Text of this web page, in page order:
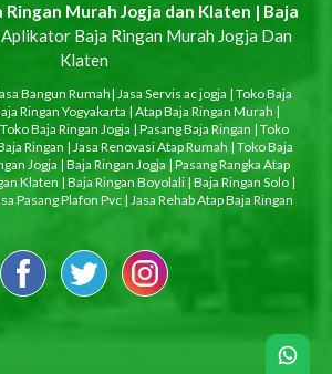
Ringan Murah Jogja dan Klaten | Baja
Baja Ringan Murah Jogja Dan
Klaten
Bangun Rumah| Jasa Servis ac jogja | Toko Baja
Ringan Yogyakarta | Atap Baja Ringan Murah |
Toko Baja Ringan Jogja | Pasang Baja Ringan | Toko
Ringan | Jasa Renovasi Atap Rumah | Toko Baja
Jogja | Baja Ringan Jogja | Pasang Rangka Atap
Klaten | Baja Ringan Boyolali| Baja Ringan Solo|
Pasang Plafon Pvc | Jasa Rehab Atap Baja Ringan